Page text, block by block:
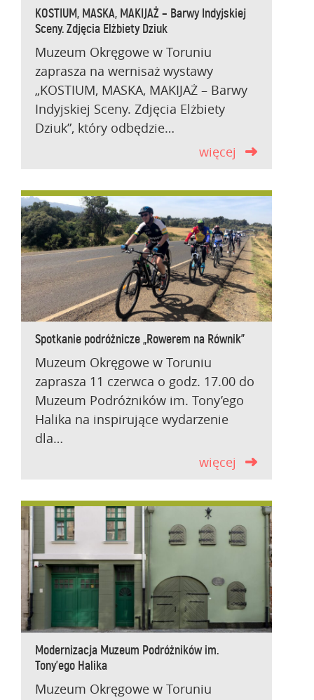
KOSTIUM, MASKA, MAKIJAŻ – Barwy Indyjskiej
Sceny. Zdjęcia Elżbiety Dziuk
Muzeum Okręgowe w Toruniu
zaprasza na wernisaż wystawy
„KOSTIUM, MASKA, MAKIJAŻ – Barwy
Indyjskiej Sceny. Zdjęcia Elżbiety
Dziuk”, który odbędzie…
więcej
Spotkanie podróżnicze „Rowerem na Równik”
Muzeum Okręgowe w Toruniu
zaprasza 11 czerwca o godz. 17.00 do
Muzeum Podróżników im. Tony’ego
Halika na inspirujące wydarzenie
dla…
więcej
Modernizacja Muzeum Podróżników im.
Tony’ego Halika
Muzeum Okręgowe w Toruniu